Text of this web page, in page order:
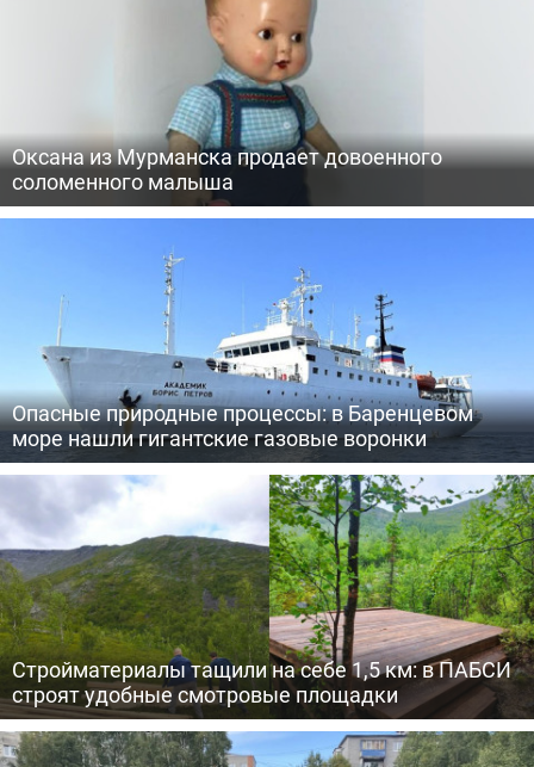
Оксана из Мурманска продает довоенного
соломенного малыша
Опасные природные процессы: в Баренцевом
море нашли гигантские газовые воронки
Стройматериалы тащили на себе 1,5 км: в ПАБСИ
строят удобные смотровые площадки